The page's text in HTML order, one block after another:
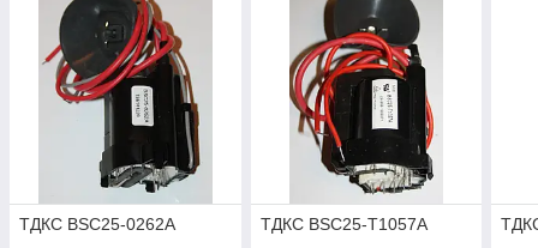
ТДКС BSC25-0262A ТДКС BSC25-T1057A